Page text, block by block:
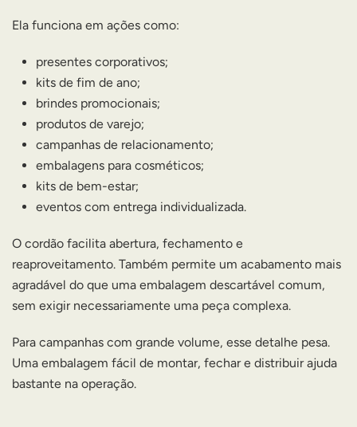
Ela funciona em ações como:
presentes corporativos;
kits de fim de ano;
brindes promocionais;
produtos de varejo;
campanhas de relacionamento;
embalagens para cosméticos;
kits de bem-estar;
eventos com entrega individualizada.
O cordão facilita abertura, fechamento e
reaproveitamento. Também permite um acabamento mais
agradável do que uma embalagem descartável comum,
sem exigir necessariamente uma peça complexa.
Para campanhas com grande volume, esse detalhe pesa.
Uma embalagem fácil de montar, fechar e distribuir ajuda
bastante na operação.